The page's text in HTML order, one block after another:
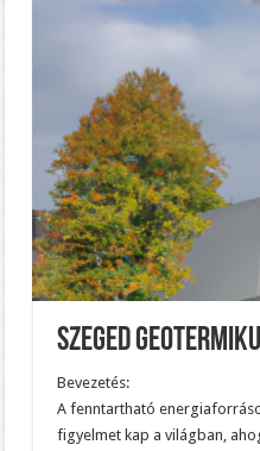
Szeged
Bevezetés:
A fenntartható
figyelmet kap a világban,